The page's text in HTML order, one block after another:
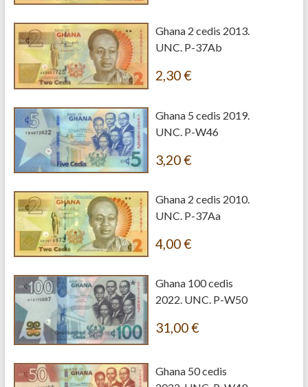
Ghana 2 cedis 2013.
UNC. P-37Ab
2,30€
Ghana 5 cedis 2019.
UNC. P-W46
3,20€
Ghana 2 cedis 2010.
UNC. P-37Aa
4,00€
Ghana 100 cedis
2022. UNC. P-W50
31,00€
Ghana 50 cedis